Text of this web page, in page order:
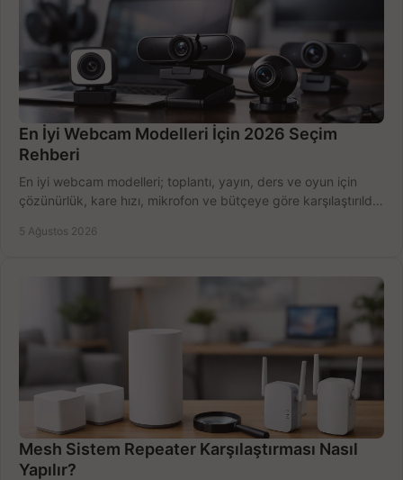
En İyi Webcam Modelleri İçin 2026 Seçim
Rehberi
En iyi webcam modelleri; toplantı, yayın, ders ve oyun için
çözünürlük, kare hızı, mikrofon ve bütçeye göre karşılaştırıldı.
5 Ağustos 2026
Mesh Sistem Repeater Karşılaştırması Nasıl
Yapılır?